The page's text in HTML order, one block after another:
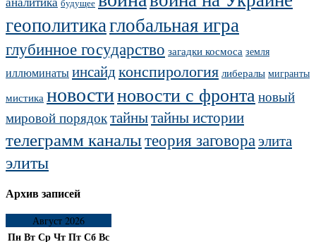
геополитикаглобальная игра
глубинное государство загадки космоса земля
иллюминатыинсайдконспирология либералы мигранты
мистика новостиновости с фронта новый
мировой порядоктайнытайны истории
телеграмм каналытеория заговора элита
элиты
Архив записей
Август 2026
ПнВтСрЧтПтСбВс